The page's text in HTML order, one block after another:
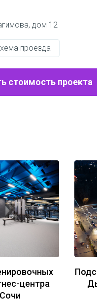
дом 12
проезда
стоимость проекта
центра